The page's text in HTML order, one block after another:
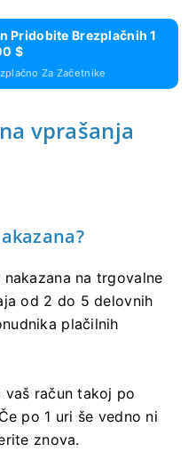
Pridobite Brezplačnih 1
$
Za Začetnike
vprašanja
na trgovalne
od 2 do 5 delovnih
plačilnih
vaš račun takoj po
po 1 uri še vedno ni
znova.